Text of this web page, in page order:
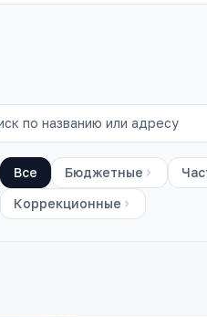
Все Бюджетные
Коррекционные